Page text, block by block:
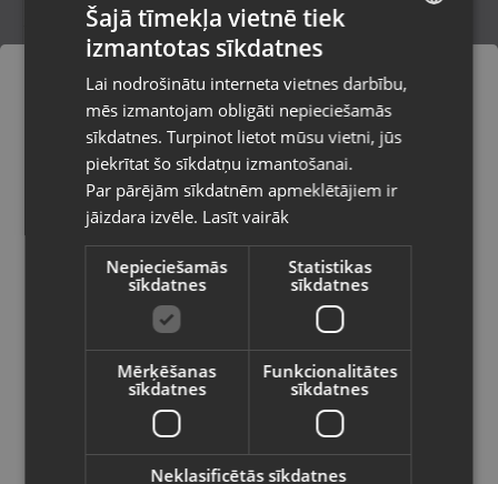
Zelta krusts
Rīga, Centrāltirgus iela 3
Stāvoklis Restaurēts (Garantija 24 mēneši)
63.00€
/mēn.
Zelta Krusts
Pasūtījumi tiks piegādāti uz
izvēlēto valsti
Vietnes saturs būs attēlots izvēlētajā
valodā
Valsts
Latviešu / Latvian
RUSSIAN
Šajā tīmekļa vietnē tiek
izmantotas sīkdatnes
Lai nodrošinātu interneta vietnes darbību,
mēs izmantojam obligāti nepieciešamās
sīkdatnes. Turpinot lietot mūsu vietni, jūs
piekrītat šo sīkdatņu izmantošanai.
Par pārējām sīkdatnēm apmeklētājiem ir
jāizdara izvēle. Lasīt vairāk
Nepieciešamās
sīkdatnes
Statistikas
sīkdatnes
Mērķēšanas
sīkdatnes
Funkcionalitātes
sīkdatnes
Neklasificētās sīkdatnes